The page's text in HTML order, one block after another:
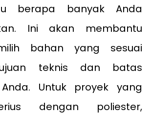
berapa banyak Anda
Ini akan membantu
bahan yang sesuai
teknis dan batas
Untuk proyek yang
dengan poliester,